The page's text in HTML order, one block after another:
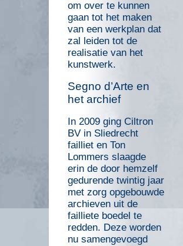
om over te kunnen
gaan tot het maken
van een werkplan dat
zal leiden tot de
realisatie van het
kunstwerk.
Segno d’Arte en
het archief
In 2009 ging Ciltron
BV in Sliedrecht
failliet en Ton
Lommers slaagde
erin de door hemzelf
gedurende twintig jaar
met zorg opgebouwde
archieven uit de
failliete boedel te
redden. Deze worden
nu samengevoegd